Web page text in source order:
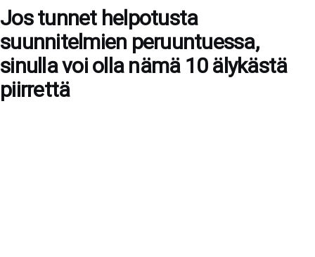
Jos tunnet helpotusta
suunnitelmien peruuntuessa,
sinulla voi olla nämä 10 älykästä
piirrettä